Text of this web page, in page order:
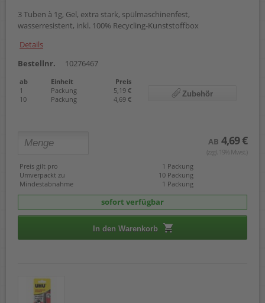
3 Tuben à 1g, Gel, extra stark, spülmaschinenfest,
wasserresistent, inkl. 100% Recycling-Kunststoffbox
Details
Bestellnr.
10276467
ab Einheit
Preis
1
Packung
5,19 €
10
Packung 4,69 €
Zubehör
AB 4,69 €
(zzgl. 19% Mwst.)
Preis gilt pro
1 Packung
Umverpackt zu
10 Packung
Mindestabnahme
1 Packung
sofort verfügbar
In den Warenkorb